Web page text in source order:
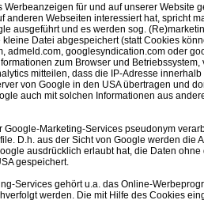
für und auf unserer
anderen Webseiten interessiert hat, spricht
ausgeführt und es werden sog.
Datei abgespeichert (statt Cookies
admeld.com, googlesyndication.com oder
zum Browser und
mitteilen, dass die IP-Adresse
von Google in den USA übertragen und
auch mit solchen Informationen aus
Marketing-Services pseudonym
D.h. aus der Sicht von Google werden
ausdrücklich erlaubt hat, die Daten
gespeichert.
Services gehört u.a. das Online-
werden. Die mit Hilfe des Cookies